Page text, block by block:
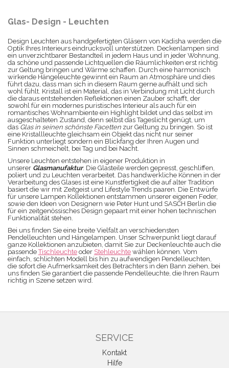
Glas- Design - Leuchten
Design Leuchten aus handgefertigten Gläsern von Kadisha werden die
Optik Ihres Interieurs eindrucksvoll unterstützen. Deckenlampen sind
ein unverzichtbarer Bestandteil in jedem Haus und in jeder Wohnung,
da schöne und passende Lichtquellen die Räumlichkeiten erst richtig
zur Geltung bringen und Wärme schaffen. Durch eine harmonisch
wirkende Hängeleuchte gewinnt ein Raum an Atmosphäre und dies
führt dazu, dass man sich in diesem Raum gerne aufhält und sich
wohl fühlt. Kristall ist ein Material, das in Verbindung mit Licht durch
die daraus entstehenden Reflektionen einen Zauber schafft, der
sowohl für ein modernes puristisches Interieur als auch für ein
romantisches Wohnambiente ein Highlight bildet und das selbst im
ausgeschalteten Zustand, denn selbst das Tageslicht genügt, um
das Glas in seinen schönste Facetten zur Geltung zu bringen. So ist
eine Kristallleuchte gleichsam ein Objekt das nicht nur seiner
Funktion unterliegt sondern ein Blickfang der Ihren Augen und
Sinnen schmeichelt, bei Tag und bei Nacht.
Unsere Leuchten entstehen in eigener Produktion in
unserer Glasmanufaktur. Die Glasteile werden gepresst, geschliffen,
poliert und zu Leuchten verarbeitet. Das handwerkliche Können in der
Verarbeitung des Glases ist eine Kunstfertigkeit die auf alter Tradition
basiert die wir mit Zeitgeist und Lifestyle Trends paaren. Die Entwürfe
für unsere Lampen Kollektionen entstammen unserer eigenen Feder,
sowie den Ideen von Designern wie Peter Hunt und SASCH Berlin die
für ein zeitgenössisches Design gepaart mit einer hohen technischen
Funktionalität stehen.
Bei uns finden Sie eine breite Vielfalt an verschiedensten
Pendelleuchten und Hängelampen. Unser Schwerpunkt liegt darauf
ganze Kollektionen anzubieten, damit Sie zur Deckenleuchte auch die
passendeTischleuchte oder Stehleuchte wählen können. Vom
einfach, schlichten Modell bis hin zu aufwendigen Pendelleuchten,
die sofort die Aufmerksamkeit des Betrachters in den Bann ziehen, bei
uns finden Sie garantiert die passende Pendelleuchte, die Ihren Raum
richtig in Szene setzen wird.
SERVICE
Kontakt
Hilfe